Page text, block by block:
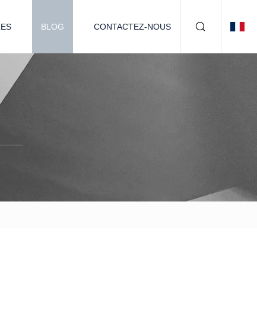
BLOG CONTACTEZ-NOUS